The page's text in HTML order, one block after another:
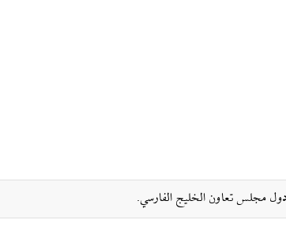
دول مجلس تعاون الخليج الفارسي.